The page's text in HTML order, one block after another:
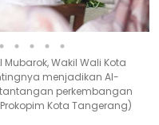
Wakil Wali Kota
menjadikan Al-
perkembangan
Kota Tangerang)